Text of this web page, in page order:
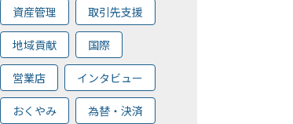
資産管理 取引先支援
地域貢献 国際
営業店 インタビュー
おくやみ 為替・決済